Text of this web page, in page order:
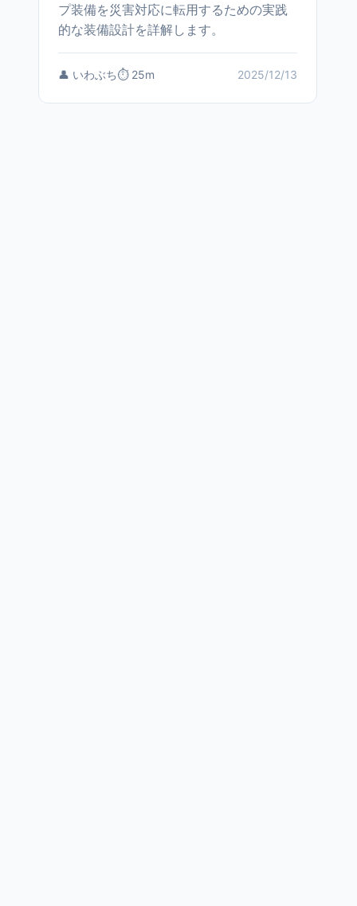
プ装備を災害対応に転用するための実践
的な装備設計を詳解します。
👤 いわぶち⏱️ 25m 2025/12/13